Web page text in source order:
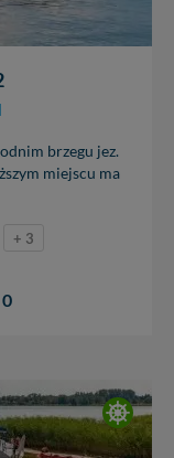
brzegu jez.
miejscu ma
+ 3
0